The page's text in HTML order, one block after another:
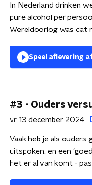
In Nederland drinken
pure alcohol per
Wereldoorlog was dat
Speel aflevering af
#3 - Ouders
vr 13 december 2024
Vaak heb je als ouders
uitspoken, en een
het er al van komt - pas